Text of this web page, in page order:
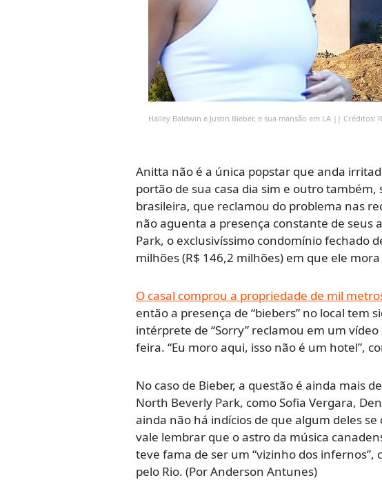
Hailey Baldwin e Justin Bieber, e sua mansão em LA || Créditos:
Anitta não é a única popstar que anda
portão de sua casa dia sim e outro
brasileira, que reclamou do problema nas
não aguenta a presença constante de
Park, o exclusivíssimo condomínio fechado
milhões (R$ 146,2 milhões) em que ele
O casal comprou a propriedade de mil
então a presença de “biebers” no local tem
intérprete de “Sorry” reclamou em um
feira. “Eu moro aqui, isso não é um hotel”,
No caso de Bieber, a questão é ainda mais
North Beverly Park, como Sofia Vergara,
ainda não há indícios de que algum deles
vale lembrar que o astro da música
teve fama de ser um “vizinho dos
pelo Rio. (Por Anderson Antunes)